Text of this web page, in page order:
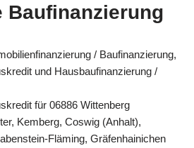
Baufinanzierung
/ Baufinanzierung,
und Hausbaufinanzierung /
für 06886 Wittenberg
Kemberg, Coswig (Anhalt),
Fläming, Gräfenhainichen